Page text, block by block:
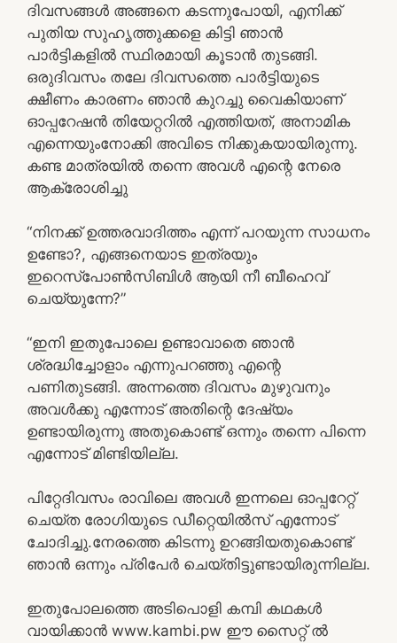
ദിവസങ്ങൾ അങ്ങനെ കടന്നുപോയി, എനിക്ക്
പുതിയ സുഹൃത്തുക്കളെ കിട്ടി ഞാൻ
പാർട്ടികളിൽ സ്ഥിരമായി കൂടാൻ തുടങ്ങി.
ഒരുദിവസം തലേ ദിവസത്തെ പാർട്ടിയുടെ
ക്ഷീണം കാരണം ഞാൻ കുറച്ചു വൈകിയാണ്
ഓപ്പറേഷൻ തിയേറ്ററിൽ എത്തിയത്, അനാമിക
എന്നെയുംനോക്കി അവിടെ നിക്കുകയായിരുന്നു.
കണ്ട മാത്രയിൽ തന്നെ അവൾ എന്റെ നേരെ
ആക്രോശിച്ചു
“നിനക്ക് ഉത്തരവാദിത്തം എന്ന് പറയുന്ന സാധനം
ഉണ്ടോ?, എങ്ങനെയാട ഇത്രയും
ഇറെസ്പോൺസിബിൾ ആയി നീ ബീഹെവ്
ചെയ്യുന്നേ?”
“ഇനി ഇതുപോലെ ഉണ്ടാവാതെ ഞാൻ
ശ്രദ്ധിച്ചോളാം എന്നുപറഞ്ഞു എന്റെ
പണിതുടങ്ങി. അന്നത്തെ ദിവസം മുഴുവനും
അവൾക്കു എന്നോട് അതിന്റെ ദേഷ്യം
ഉണ്ടായിരുന്നു അതുകൊണ്ട് ഒന്നും തന്നെ പിന്നെ
എന്നോട് മിണ്ടിയില്ല.
പിറ്റേദിവസം രാവിലെ അവൾ ഇന്നലെ ഓപ്പറേറ്റ്
ചെയ്ത രോഗിയുടെ ഡീറ്റെയിൽസ് എന്നോട്
ചോദിച്ചു.നേരത്തെ കിടന്നു ഉറങ്ങിയതുകൊണ്ട്
ഞാൻ ഒന്നും പ്രിപേർ ചെയ്തിട്ടുണ്ടായിരുന്നില്ല.
ഇതുപോലത്തെ അടിപൊളി കമ്പി കഥകൾ
വായിക്കാൻ www.kambi.pw ഈ സൈറ്റ് ൽ